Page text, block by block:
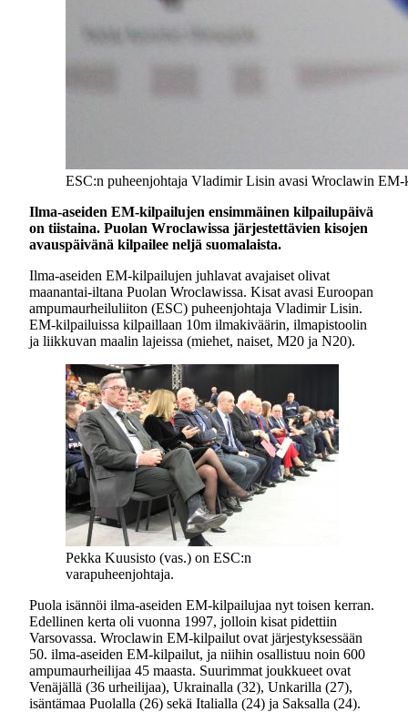
ESC:n puheenjohtaja Vladimir Lisin avasi Wroclawin
Ilma-aseiden EM-kilpailujen ensimmäinen kilpailupäivä
on tiistaina. Puolan Wroclawissa järjestettävien kisojen
avauspäivänä kilpailee neljä suomalaista.
Ilma-aseiden EM-kilpailujen juhlavat avajaiset olivat
maanantai-iltana Puolan Wroclawissa. Kisat avasi Euroopan
ampumaurheiluliiton (ESC) puheenjohtaja Vladimir Lisin.
EM-kilpailuissa kilpaillaan 10m ilmakiväärin, ilmapistoolin
ja liikkuvan maalin lajeissa (miehet, naiset, M20 ja N20).
Pekka Kuusisto (vas.) on ESC:n
varapuheenjohtaja.
Puola isännöi ilma-aseiden EM-kilpailujaa nyt toisen kerran.
Edellinen kerta oli vuonna 1997, jolloin kisat pidettiin
Varsovassa. Wroclawin EM-kilpailut ovat järjestyksessään
50. ilma-aseiden EM-kilpailut, ja niihin osallistuu noin 600
ampumaurheilijaa 45 maasta. Suurimmat joukkueet ovat
Venäjällä (36 urheilijaa), Ukrainalla (32), Unkarilla (27),
isäntämaa Puolalla (26) sekä Italialla (24) ja Saksalla (24).